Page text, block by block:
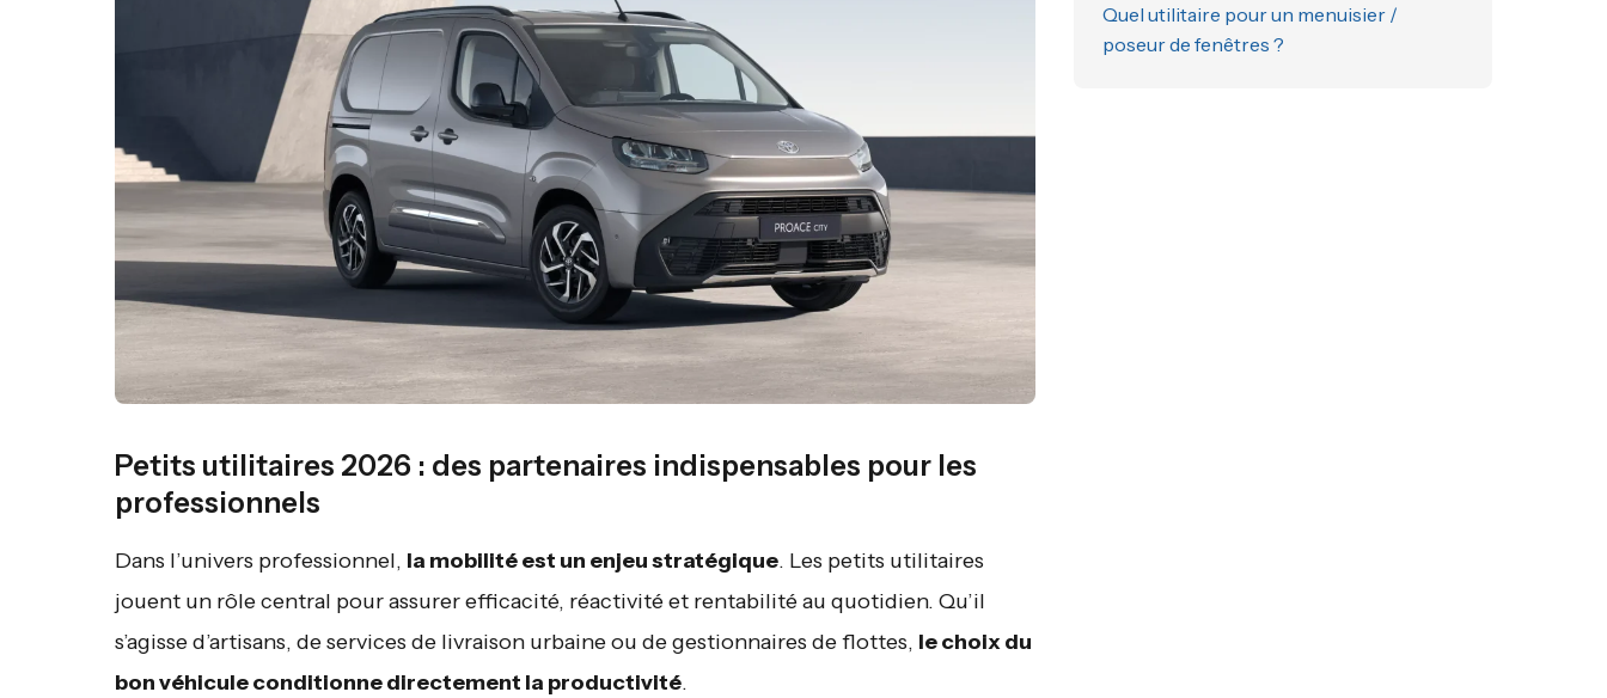
Petits utilitaires 2026 : des partenaires indispensables pour les
professionnels
Dans l’univers professionnel, la mobilité est un enjeu stratégique. Les petits utilitaires
jouent un rôle central pour assurer efficacité, réactivité et rentabilité au quotidien. Qu’il
s’agisse d’artisans, de services de livraison urbaine ou de gestionnaires de flottes, le choix du
bon véhicule conditionne directement la productivité.
Quel utilitaire pour un menuisier /
poseur de fenêtres ?